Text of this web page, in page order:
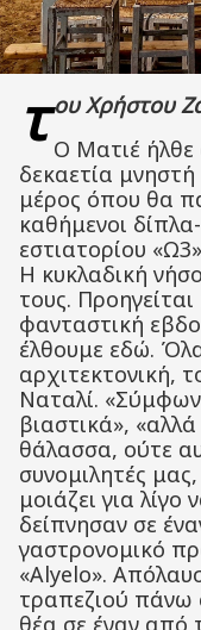
τ ου Χρήστου
Ο Ματιέ ήλθε
δεκαετία μνηστή
μέρος όπου θα
καθήμενοι
εστιατορίου
Η κυκλαδική
τους.
φανταστική
έλθουμε εδώ.
αρχιτεκτονική,
Ναταλί.
βιαστικά»,
θάλασσα, ούτε
συνομιλητές
μοιάζει για
δείπνησαν σε
γαστρονομικό
«Alyelo».
τραπεζιού
θέα σε έναν από